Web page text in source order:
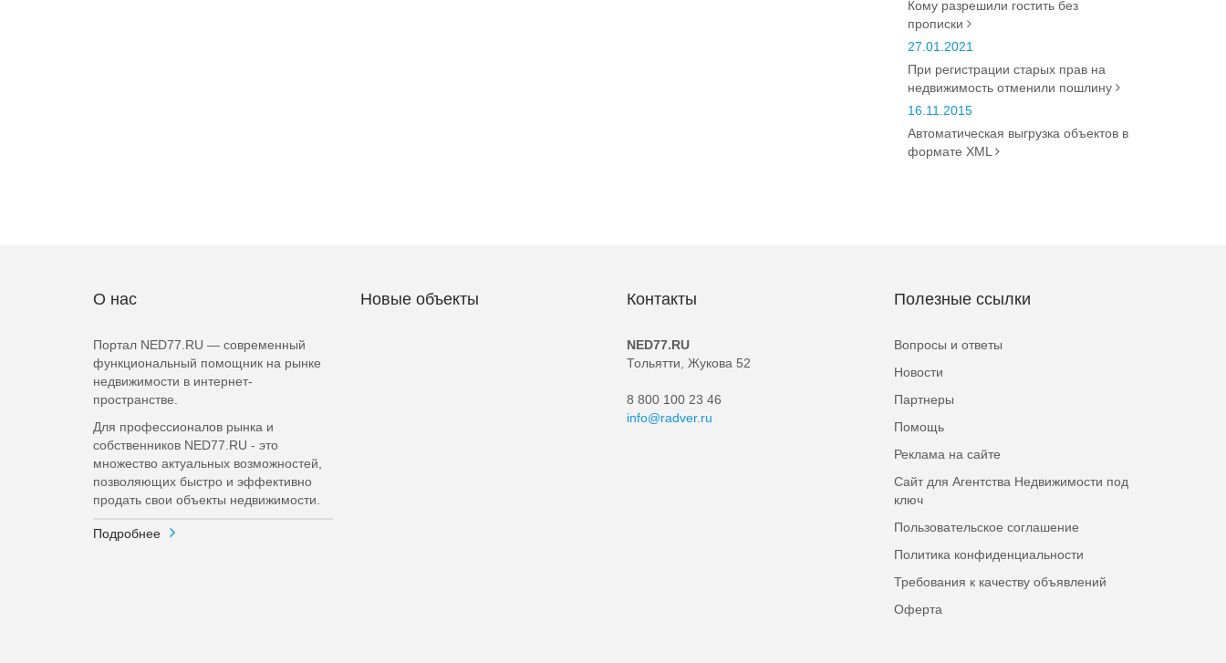
Кому разрешили гостить без
прописки
27.01.2021
При регистрации старых прав на
недвижимость отменили пошлину
16.11.2015
Автоматическая выгрузка объектов в
формате XML
О нас
Портал NED77.RU — современный
функциональный помощник на рынке
недвижимости в интернет-
пространстве.
Для профессионалов рынка и
собственников NED77.RU - это
множество актуальных возможностей,
позволяющих быстро и эффективно
продать свои объекты недвижимости.
Подробнее
Новые объекты Контакты
NED77.RU
Тольятти, Жукова 52
8 800 100 23 46
info@radver.ru
Полезные ссылки
Вопросы и ответы
Новости
Партнеры
Помощь
Реклама на сайте
Сайт для Агентства Недвижимости под
ключ
Пользовательское соглашение
Политика конфиденциальности
Требования к качеству объявлений
Оферта